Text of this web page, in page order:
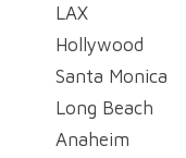
LAX
Hollywood
Santa Monica
Long Beach
Anaheim